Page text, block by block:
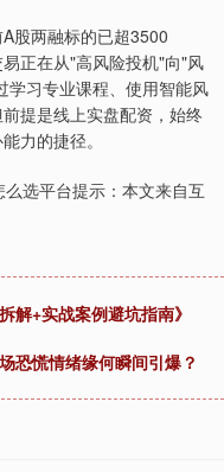
股两融标的已超3500
正在从"高风险投机"向"风
学习专业课程、使用智能风
提是线上实盘配资，始终
力的捷径。
选平台提示：本文来自互
解+实战案例避坑指南》
恐慌情绪缘何瞬间引爆？